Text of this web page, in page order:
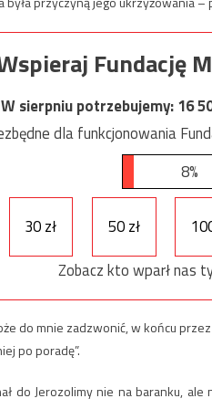
Fundację
W sierpniu potrzebujemy:16
dla funkcjonowania
8%
30 zł 50 zł
Zobacz kto wparł nas
do mnie zadzwonić, w końcu
po poradę”.
do Jerozolimy nie na baranku,